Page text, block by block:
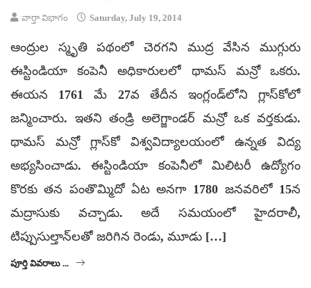
వార్తా విభాగం Saturday, July 19, 2014
ఆంద్రుల స్మృతి పథంలో చెరగని ముద్ర వేసిన ముగ్గురు
ఈస్టిండియా కంపెనీ అధికారులలో థామస్ మన్రో ఒకరు.
ఈయన 1761 మే 27వ తేదీన ఇంగ్లండ్‌లోని గ్లాస్‌కోలో
జన్మించారు. ఇతని తండ్రి అలెగ్జాండర్ మన్రో ఒక వర్తకుడు.
థామస్ మన్రో గ్లాస్‌కో విశ్వవిద్యాలయంలో ఉన్నత విద్య
అభ్యసించాడు. ఈస్టిండియా కంపెనీలో మిలిటరీ ఉద్యోగం
కొరకు తన పంతొమ్మిదో ఏట అనగా 1780 జనవరిలో 15న
మద్రాసుకు వచ్చాడు. అదే సమయంలో హైదరాలీ,
టిప్పుసుల్తాన్‌లతో జరిగిన రెండు, మూడు […]
పూర్తి వివరాలు ...